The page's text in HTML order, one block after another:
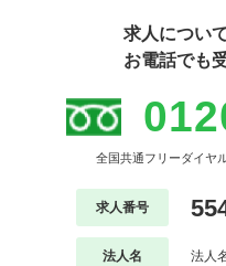
求人につい
お電話でも
全国共通フリーダイヤ
求人番号
法人名 法人